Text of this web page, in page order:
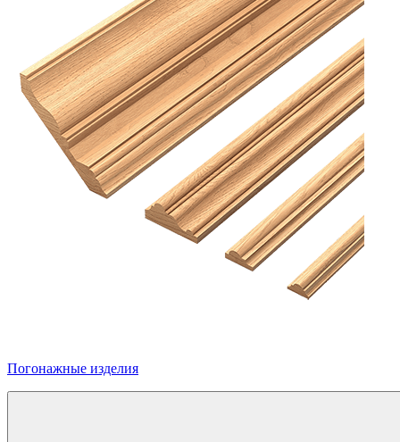
Погонажные изделия